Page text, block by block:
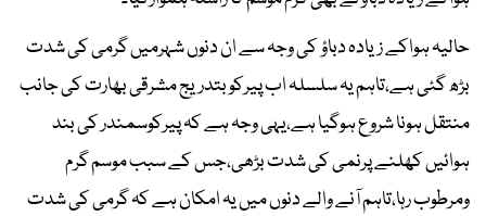
حالیہ ہواکے زیادہ دباؤ کی وجہ سے ان دنوں شہرمیں گرمی کی شدت
بڑھ گئی ہے،تاہم یہ سلسلہ اب پیرکوبتدریج مشرقی بھارت کی جانب
منتقل ہونا شروع ہوگیا ہے،یہی وجہ ہے کہ پیرکوسمندر کی بند
ہوائیں کھلنے پرنمی کی شدت بڑھی،جس کے سبب موسم گرم
ومرطوب رہا،تاہم آنے والے دنوں میں یہ امکان ہے کہ گرمی کی شدت